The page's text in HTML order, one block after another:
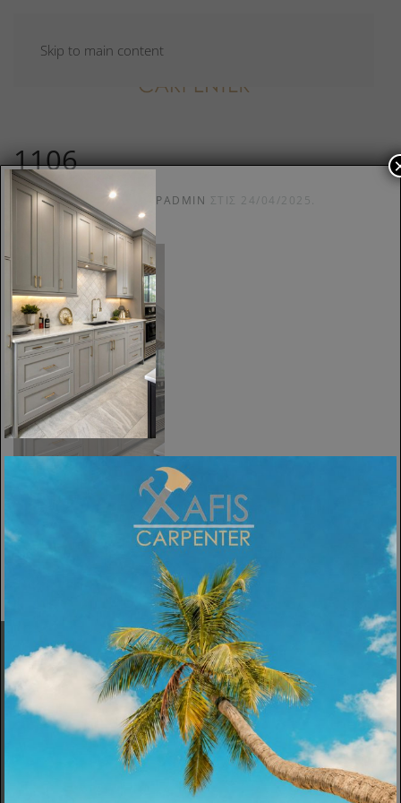
Skip to main content
1106
ΣΥΝΤΆΧΘΗΚΕ ΑΠΌ CARPADMIN ΣΤΙΣ 24/04/2025.
Εταιρεία
Σχετικά
Υπηρεσίες
Πολιτική Cookies